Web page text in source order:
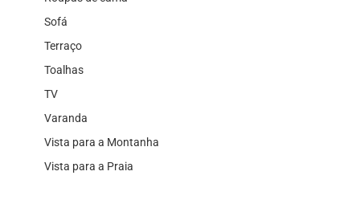
Sofá
Terraço
Toalhas
TV
Varanda
Vista para a Montanha
Vista para a Praia